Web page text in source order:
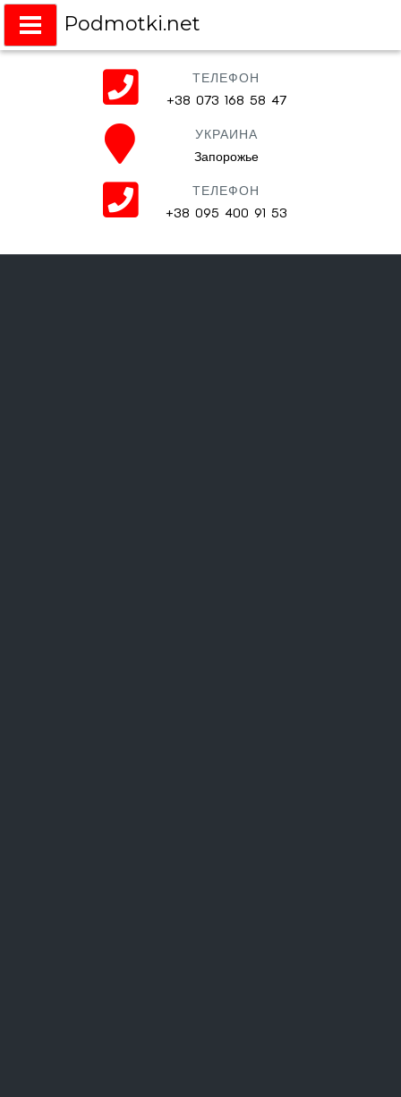
Podmotki.net
Подмотки на любое авто
ТЕЛЕФОН
+38 073 168 58 47
УКРАИНА
Запорожье
ТЕЛЕФОН
+38 095 400 91 53